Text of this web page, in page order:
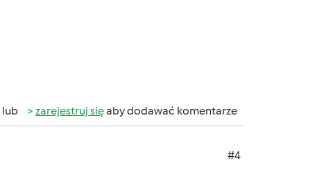
lub zarejestruj sięaby dodawać komentarze
#4